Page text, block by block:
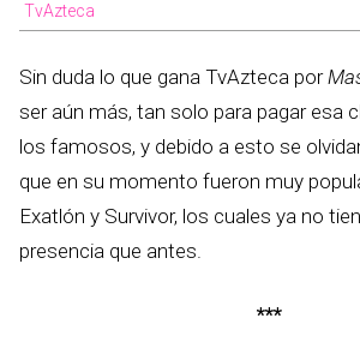
TvAzteca
Sin duda lo que gana TvAzteca por
ser aún más, tan solo para pagar esa
los famosos, y debido a esto se
que en su momento fueron muy
Exatlón y Survivor, los cuales ya no
presencia que antes.
***